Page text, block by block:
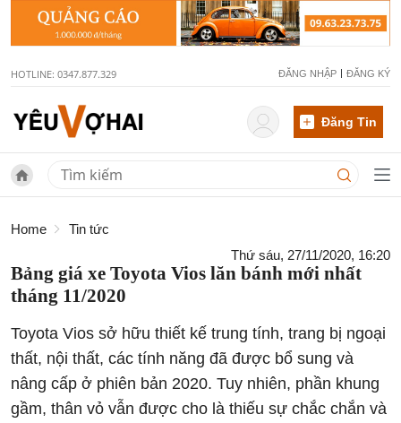
HOTLINE: 0347.877.329 ĐĂNG NHẬP ĐĂNG KÝ
Đăng Tin
Home
Tin tức
Thứ sáu, 27/11/2020, 16:20
Bảng giá xe Toyota Vios lăn bánh mới nhất
tháng 11/2020
Toyota Vios sở hữu thiết kế trung tính, trang bị ngoại
thất, nội thất, các tính năng đã được bổ sung và
nâng cấp ở phiên bản 2020. Tuy nhiên, phần khung
gầm, thân vỏ vẫn được cho là thiếu sự chắc chắn và